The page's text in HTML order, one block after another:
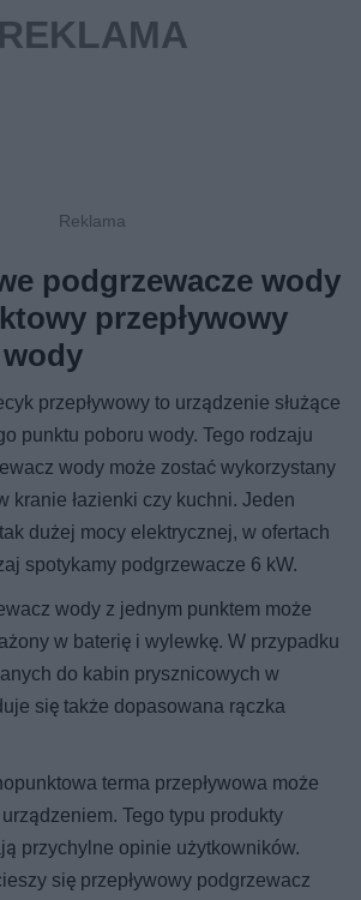
podgrzewacze wody
przepływowy
przepływowy to urządzenie służące
punktu poboru wody. Tego rodzaju
wody może zostać wykorzystany
kranie łazienki czy kuchni. Jeden
dużej mocy elektrycznej, w ofertach
spotykamy podgrzewacze 6 kW.
wody z jednym punktem może
w baterię i wylewkę. W przypadku
do kabin prysznicowych w
się także dopasowana rączka
terma przepływowa może
Tego typu produkty
przychylne opinie użytkowników.
się przepływowy podgrzewacz